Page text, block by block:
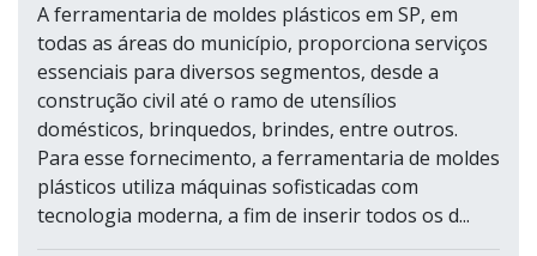
A ferramentaria de moldes plásticos em SP, em
todas as áreas do município, proporciona serviços
essenciais para diversos segmentos, desde a
construção civil até o ramo de utensílios
domésticos, brinquedos, brindes, entre outros.
Para esse fornecimento, a ferramentaria de moldes
plásticos utiliza máquinas sofisticadas com
tecnologia moderna, a fim de inserir todos os d...